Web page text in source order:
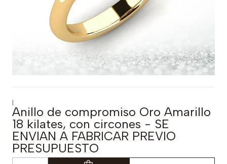
|
Anillo de compromiso Oro Amarillo
18 kilates, con circones - SE
ENVIAN A FABRICAR PREVIO
PRESUPUESTO